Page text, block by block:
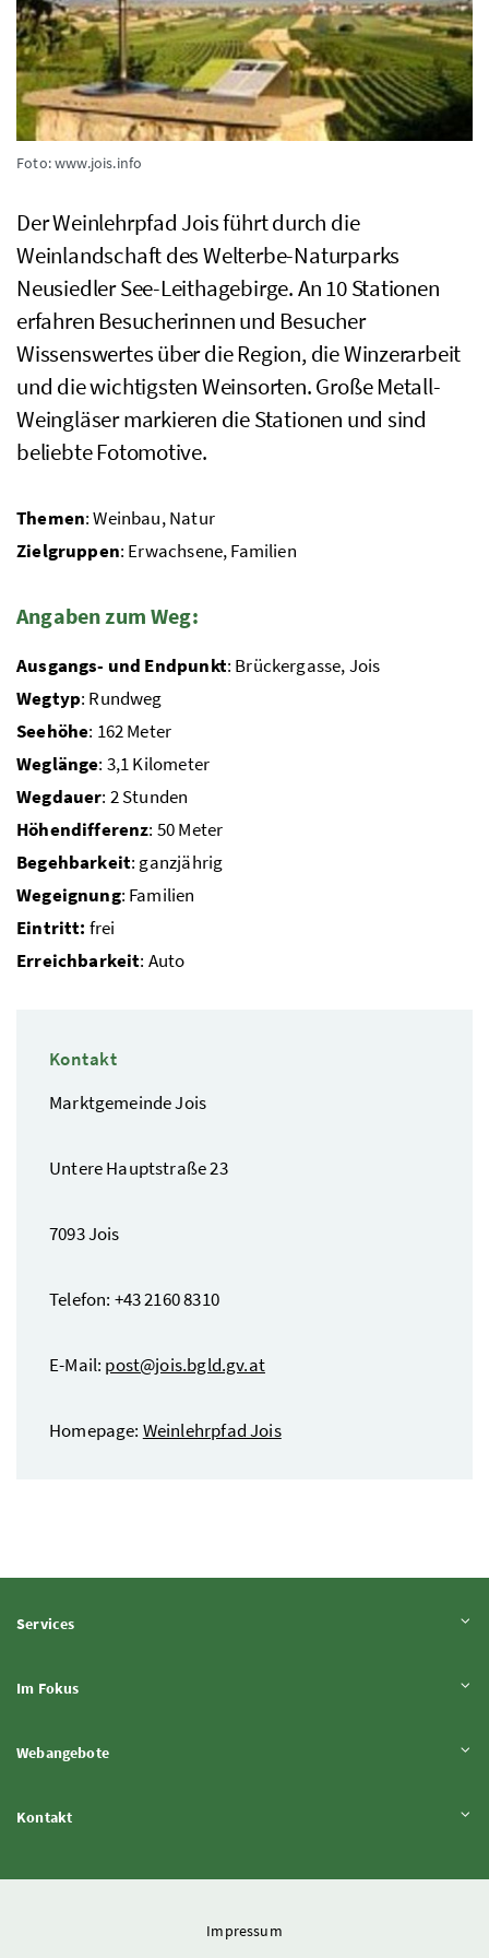
Foto: www.jois.info
Der Weinlehrpfad Jois führt durch die
Weinlandschaft des Welterbe-Naturparks
Neusiedler See-Leithagebirge. An 10 Stationen
erfahren Besucherinnen und Besucher
Wissenswertes über die Region, die Winzerarbeit
und die wichtigsten Weinsorten. Große Metall-
Weingläser markieren die Stationen und sind
beliebte Fotomotive.
Themen: Weinbau, Natur
Zielgruppen: Erwachsene, Familien
Angaben zum Weg:
Ausgangs- und Endpunkt: Brückergasse, Jois
Wegtyp: Rundweg
Seehöhe: 162 Meter
Weglänge: 3,1 Kilometer
Wegdauer: 2 Stunden
Höhendifferenz: 50 Meter
Begehbarkeit: ganzjährig
Wegeignung: Familien
Eintritt: frei
Erreichbarkeit: Auto
Kontakt
Marktgemeinde Jois
Untere Hauptstraße 23
7093 Jois
Telefon: +43 2160 8310
E-Mail: post@jois.bgld.gv.at
Homepage: Weinlehrpfad Jois
ServicesInhalt aufklappen
Im FokusInhalt aufklappen
WebangeboteInhalt aufklappen
KontaktInhalt aufklappen
Impressum